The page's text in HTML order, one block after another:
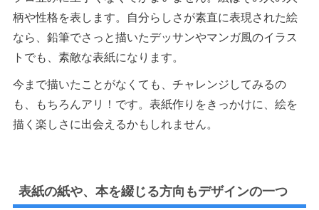
柄や性格を表します。自分らしさが素直に表現された絵
なら、鉛筆でさっと描いたデッサンやマンガ風のイラス
トでも、素敵な表紙になります。
今まで描いたことがなくても、チャレンジしてみるの
も、もちろんアリ！です。表紙作りをきっかけに、絵を
描く楽しさに出会えるかもしれません。
表紙の紙や、本を綴じる方向もデザインの一つ